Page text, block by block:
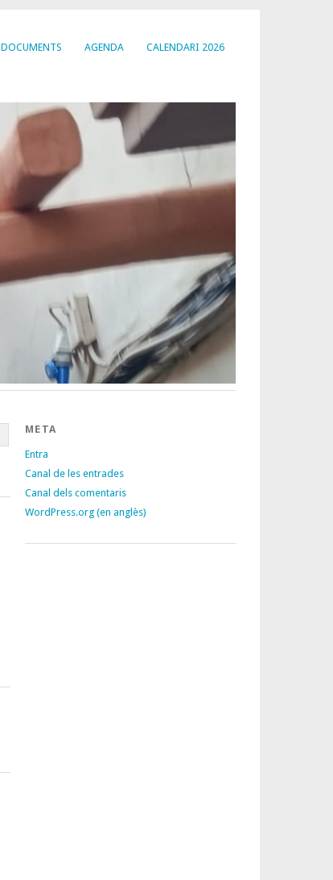
DOCUMENTS AGENDA CALENDARI 2026
META
Entra
Canal de les entrades
Canal dels comentaris
WordPress.org (en anglès)